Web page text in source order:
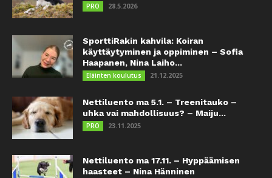
PRO 28.5.2026
SporttiRakin kahvila: Koiran
käyttäytyminen ja oppiminen – Sofia
Haapanen, Nina Laiho...
Eläinten koulutus 21.12.2025
Nettiluento ma 5.1. – Treenitauko –
uhka vai mahdollisuus? – Maiju...
PRO 23.11.2025
Nettiluento ma 17.11. – Hyppäämisen
haasteet – Nina Hänninen